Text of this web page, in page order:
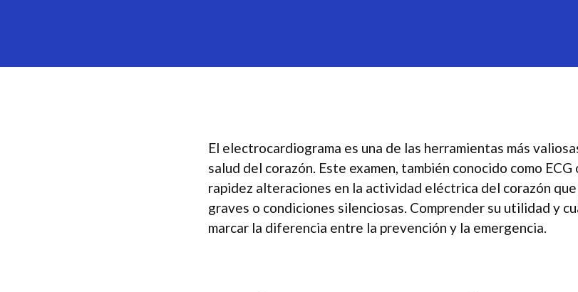
El electrocardiograma es una de las herramientas más
salud del corazón. Este examen, también conocido como
rapidez alteraciones en la actividad eléctrica del corazón
graves o condiciones silenciosas. Comprender su utilidad y
marcar la diferencia entre la prevención y la emergencia.